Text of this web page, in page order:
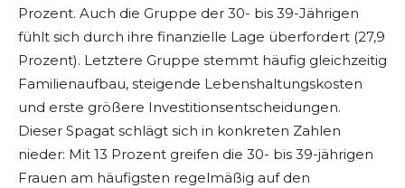
Prozent. Auch die Gruppe der 30- bis 39-Jährigen
fühlt sich durch ihre finanzielle Lage überfordert (27,9
Prozent). Letztere Gruppe stemmt häufig gleichzeitig
Familienaufbau, steigende Lebenshaltungskosten
und erste größere Investitionsentscheidungen.
Dieser Spagat schlägt sich in konkreten Zahlen
nieder: Mit 13 Prozent greifen die 30- bis 39-jährigen
Frauen am häufigsten regelmäßig auf den